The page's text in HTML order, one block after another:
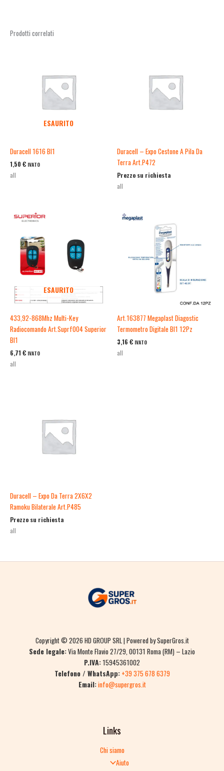
Prodotti correlati
ESAURITO
Duracell 1616 Bl1
1,50 € IVATO
all
Duracell – Expo Cestone A Pila Da
Terra Art.P472
Prezzo su richiesta
all
ESAURITO
433,92-868Mhz Multi-Key
Radiocomando Art.Suprf004 Superior
Bl1
6,71 € IVATO
all
Art.163877 Megaplast Diagostic
Termometro Digitale Bl1 12Pz
3,16 € IVATO
all
Duracell – Expo Da Terra 2X6X2
Ramoku Bilaterale Art.P485
Prezzo su richiesta
all
Copyright © 2026 HD GROUP SRL | Powered by SuperGros.it
Sede legale:Via Monte Flavio 27/29, 00131 Roma (RM) – Lazio
P.IVA:15945361002
Telefono / WhatsApp: +39 375 678 6379
Email:info@supergros.it
Links
Chi siamo
Aiuto